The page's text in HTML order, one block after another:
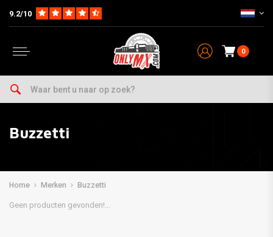
9.2/10
0
Buzzetti
Home Merken Buzzetti
Geen producten gevonden!...